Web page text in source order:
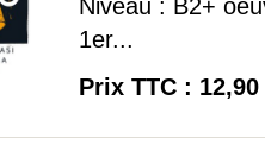
Niveau : B2+
1er...
Prix TTC : 12,90